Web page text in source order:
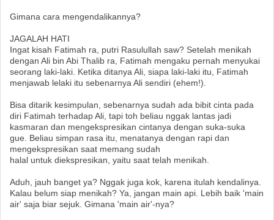
Gimana cara mengendalikannya?
JAGALAH HATI
Ingat kisah Fatimah ra, putri Rasulullah saw? Setelah menikah
dengan Ali bin Abi Thalib ra, Fatimah mengaku pernah menyukai
seorang laki-laki. Ketika ditanya Ali, siapa laki-laki itu, Fatimah
menjawab lelaki itu sebenarnya Ali sendiri (ehem!).
Bisa ditarik kesimpulan, sebenarnya sudah ada bibit cinta pada
diri Fatimah terhadap Ali, tapi toh beliau nggak lantas jadi
kasmaran dan mengekspresikan cintanya dengan suka-suka
gue. Beliau simpan rasa itu, menatanya dengan rapi dan
mengekspresikan saat memang sudah
halal untuk diekspresikan, yaitu saat telah menikah.
Aduh, jauh banget ya? Nggak juga kok, karena itulah kendalinya.
Kalau belum siap menikah? Ya, jangan main api. Lebih baik 'main
air' saja biar sejuk. Gimana 'main air'-nya?